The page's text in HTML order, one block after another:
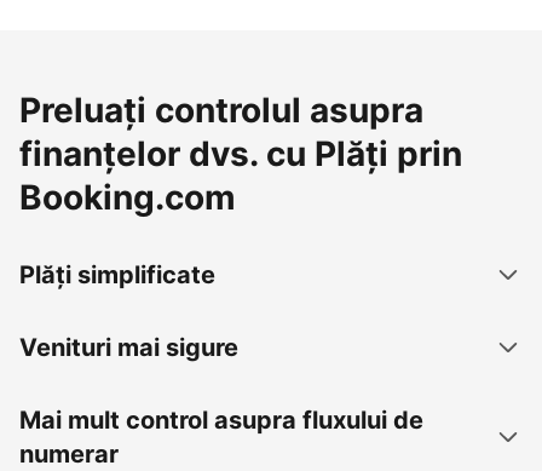
Preluați controlul asupra
finanțelor dvs. cu Plăți prin
Booking.com
Plăți simplificate
Venituri mai sigure
Mai mult control asupra fluxului de
numerar